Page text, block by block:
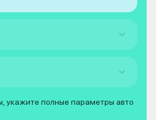
укажите полные параметры авто